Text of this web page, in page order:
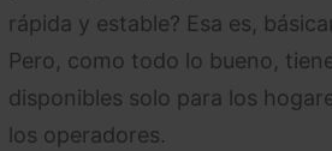
rápida y estable? Esa es,
Pero, como todo lo bueno,
disponibles solo para los
los operadores.